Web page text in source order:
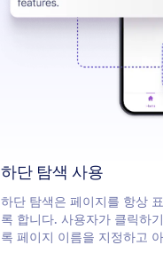
하단 탐색 사용
하단 탐색은 페이지를 항상
록 합니다. 사용자가 클릭하
록 페이지 이름을 지정하고